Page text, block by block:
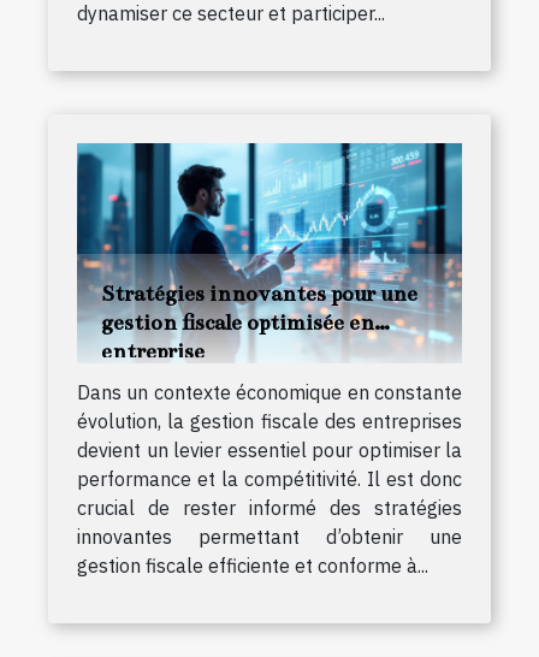
dynamiser ce secteur et participer...
Stratégies innovantes pour une
gestion fiscale optimisée en
entreprise
Dans un contexte économique en constante
évolution, la gestion fiscale des entreprises
devient un levier essentiel pour optimiser la
performance et la compétitivité. Il est donc
crucial de rester informé des stratégies
innovantes permettant d’obtenir une
gestion fiscale efficiente et conforme à...